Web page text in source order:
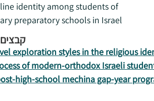
identity among students of
preparatory schools in Israel
exploration styles in the religious
of modern-orthodox Israeli
high-school mechina gap-year